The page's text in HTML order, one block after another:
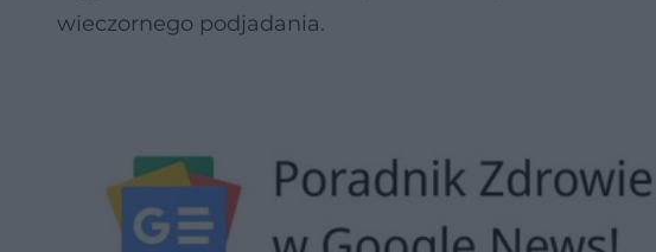
wieczornego podjadania.